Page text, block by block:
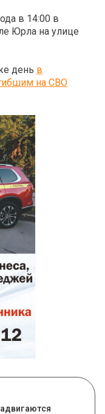
в 14:00 в
Юрла на улице
день в
на СВО